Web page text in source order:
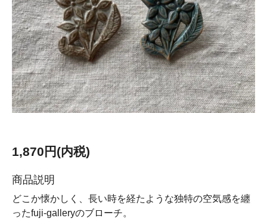
1,870円(内税)
商品説明
どこか懐かしく、長い時を経たような独特の空気感を纏
ったfuji-galleryのブローチ。